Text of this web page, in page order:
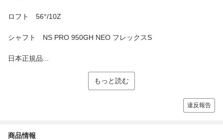
ロフト 56°/10Z
シャフト NS PRO 950GH NEO フレックスS
日本正規品...
もっと読む
違反報告
商品情報